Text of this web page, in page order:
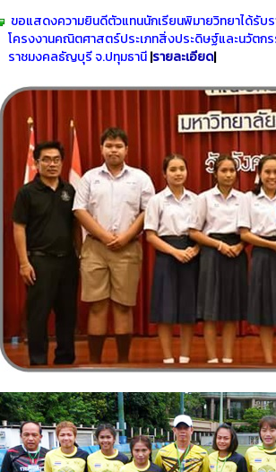
ขอแสดงความยินดีตัวแทนนักเรียนพิมายวิทยาได้รับ
โครงงานคณิตศาสตร์ประเภทสิ่งประดิษฐ์และนวัตกร
ราชมงคลธัญบุรี จ.ปทุมธานี|รายละเอียด|